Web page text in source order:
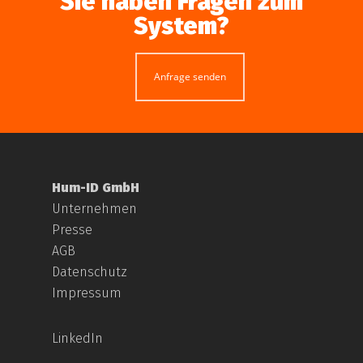
System?
Anfrage senden
Hum-ID GmbH
Unternehmen
Presse
AGB
Datenschutz
Impressum
LinkedIn